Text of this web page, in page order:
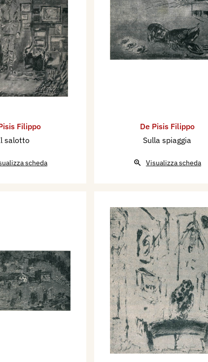
Filippo
salotto
scheda
De Pisis Filippo
Sulla spiaggia
Visualizza scheda